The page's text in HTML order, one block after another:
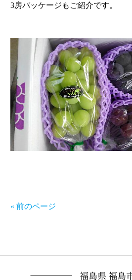
3房パッケージもご紹介です。
« 前のページ